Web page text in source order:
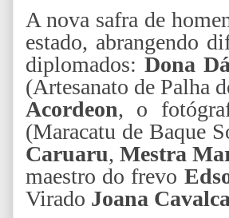
A nova safra de
estado, abrangendo
diplomados:Dona Dá
(Artesanato de Palha
Acordeon, o
(Maracatu de Baque
Caruaru, Mestra
maestro do frevo
Virado Joana